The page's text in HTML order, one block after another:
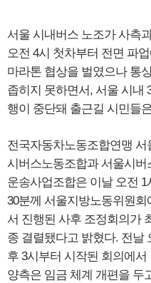
서울 시내버스 노조가 사측
오전 4시 첫차부터 전면 파
마라톤 협상을 벌였으나 통
좁히지 못하면서, 서울 시내
행이 중단돼 출근길 시민들
전국자동차노동조합연맹 서
시버스노동조합과 서울시버
운송사업조합은 이날 오전 1
30분께 서울지방노동위원회
서 진행된 사후 조정회의가
종 결렬됐다고 밝혔다. 전날
후 3시부터 시작된 회의에서
양측은 임금 체계 개편을 두